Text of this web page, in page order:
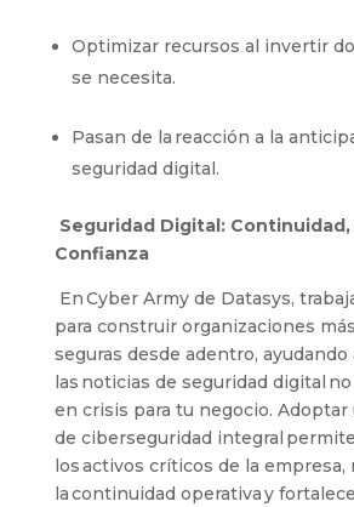
Optimizar recursos al invertir
se necesita.
Pasan de la reacción a la
seguridad digital.
Seguridad Digital: Continuidad,
Confianza
En Cyber Army de Datasys,
para construir organizaciones
seguras desde adentro, ayudando
las noticias de seguridad digital
en crisis para tu negocio. Adoptar
de ciberseguridad integral
los activos críticos de la
la continuidad operativa y